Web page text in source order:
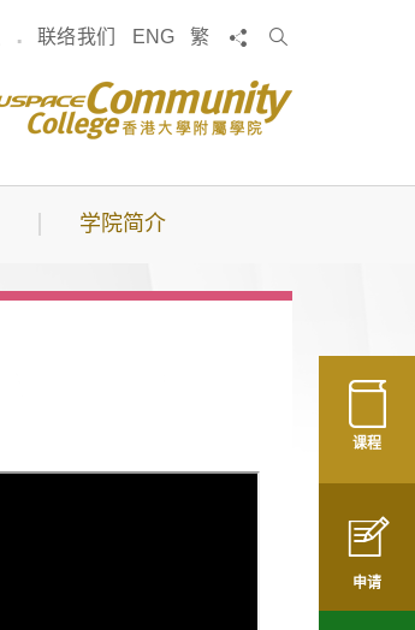
联络我们 ENG 繁 分享
搜
学院简介
课程
申请